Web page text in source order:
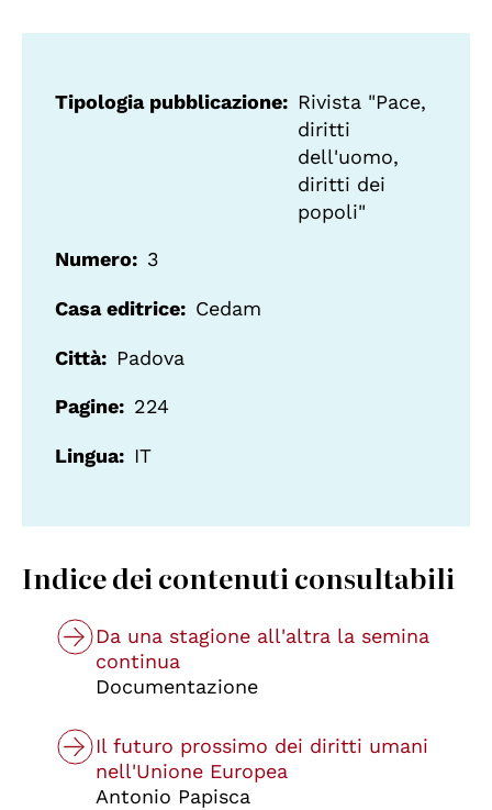
Tipologia pubblicazione
Rivista "Pace,
diritti
dell'uomo,
diritti dei
popoli"
Numero 3
Casa editrice Cedam
Città Padova
Pagine 224
Lingua IT
Indice dei contenuti consultabili
Da una stagione all'altra la semina
continua
Documentazione
Il futuro prossimo dei diritti umani
nell'Unione Europea
Antonio Papisca